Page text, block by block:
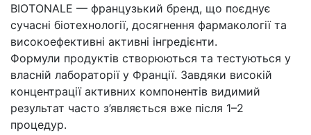
BIOTONALE — французький бренд, що поєднує
сучасні біотехнології, досягнення фармакології та
високоефективні активні інгредієнти.
Формули продуктів створюються та тестуються у
власній лабораторії у Франції. Завдяки високій
концентрації активних компонентів видимий
результат часто з’являється вже після 1–2
процедур.